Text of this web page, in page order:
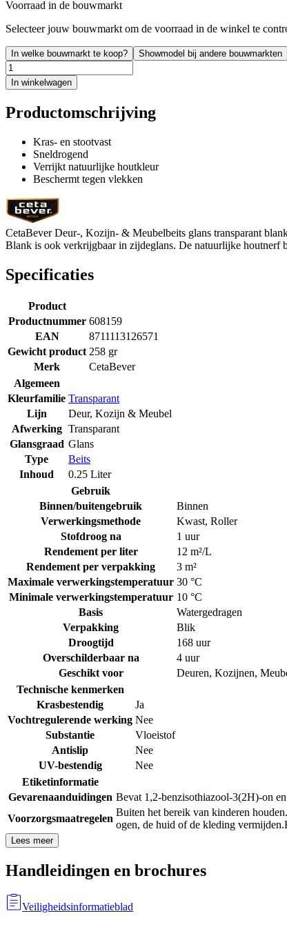
Voorraad in de bouwmarkt
Selecteer jouw bouwmarkt om de voorraad in de winkel te
In welke bouwmarkt te koop? Showmodel bij andere bouwmarkten
In winkelwagen
Productomschrijving
Kras- en stootvast
Sneldrogend
Verrijkt natuurlijke houtkleur
Beschermt tegen vlekken
CetaBever Deur-, Kozijn- & Meubelbeits glans transparant
Blank is ook verkrijgbaar in zijdeglans. De natuurlijke houtnerf
Specificaties
Product
Productnummer 608159
EAN
8711113126571
Gewicht product 258 gr
Merk
CetaBever
Algemeen
Kleurfamilie Transparant
Lijn
Deur, Kozijn & Meubel
Afwerking Transparant
Glansgraad Glans
Type
Beits
Inhoud
0.25 Liter
Gebruik
Binnen/buitengebruik
Binnen
Verwerkingsmethode
Kwast, Roller
Stofdroog na
1 uur
Rendement per liter
12 m²/L
Rendement per verpakking
3 m²
Maximale verwerkingstemperatuur 30 °C
Minimale verwerkingstemperatuur 10 °C
Basis
Watergedragen
Verpakking
Blik
Droogtijd
168 uur
Overschilderbaar na
4 uur
Geschikt voor
Deuren, Kozijnen,
Technische kenmerken
Krasbestendig
Ja
Vochtregulerende werking Nee
Substantie
Vloeistof
Antislip
Nee
UV-bestendig
Nee
Etiketinformatie
Gevarenaanduidingen Bevat 1,2-benzisothiazool-3(2H)-on
Voorzorgsmaatregelen
Buiten het bereik van kinderen houden.
ogen, de huid of de kleding vermijden.
Lees meer
Handleidingen en brochures
Veiligheidsinformatieblad